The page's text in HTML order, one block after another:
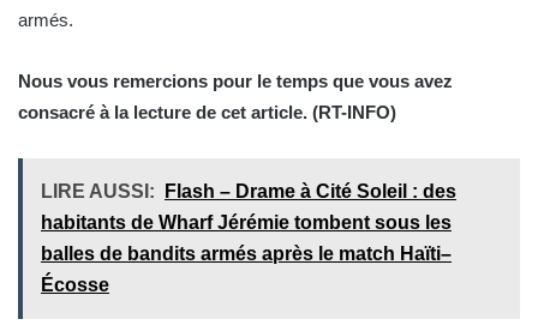
armés.
Nous vous remercions pour le temps que vous avez
consacré à la lecture de cet article. (RT-INFO)
LIRE AUSSI:
Flash – Drame à Cité Soleil : des
habitants de Wharf Jérémie tombent sous les
balles de bandits armés après le match Haïti–
Écosse